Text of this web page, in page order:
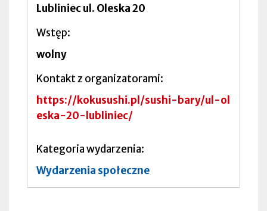
Lubliniec ul. Oleska 20
Wstęp
wolny
Kontakt z organizatorami
https://kokusushi.pl/sushi-bary/ul-ol
eska-20-lubliniec/
Kategoria wydarzenia
Wydarzenia społeczne